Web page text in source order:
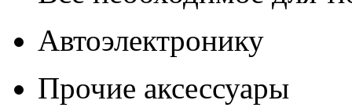
Автоэлектронику
Прочие аксессуары